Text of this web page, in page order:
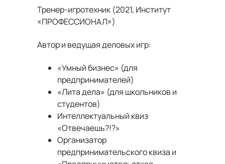
Тренер-игротехник (2021, Институт
«ПРОФЕССИОНАЛ»)
Автор и ведущая деловых игр:
«Умный бизнес» (для
предпринимателей)
«Лита дела» (для школьников и
студентов)
Интеллектуальный квиз
«Отвечаешь?!?»
Организатор
предпринимательского квиза и